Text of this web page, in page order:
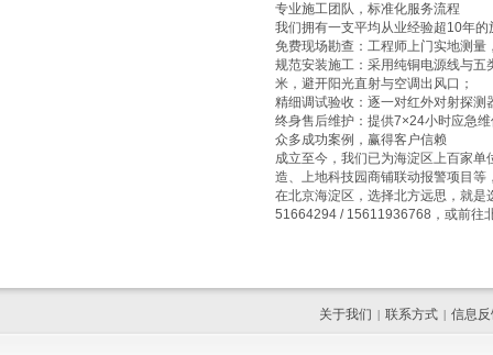
专业施工团队，标准化服务流程
我们拥有一支平均从业经验超10年
免费现场勘查‌：工程师上门实地测
规范安装施工‌：采用纯铜电源线与
米，避开阳光直射与空调出风口；
精细调试验收‌：逐一对红外对射探
终身售后维护‌：提供7×24小时应急
众多成功案例，赢得客户信赖
成立至今，我们已为海淀区上百家
造、上地科技园商铺联动报警项目
在北京海淀区，选择北方远思，就
51664294 / 15611936768‌，或前往
关于我们 | 联系方式 | 信息